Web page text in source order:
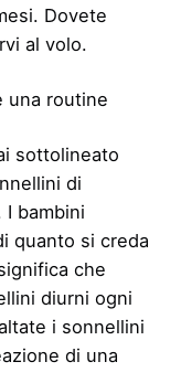
Dovete
al volo.
una routine
sottolineato
di
I bambini
quanto si creda
che
diurni ogni
i sonnellini
di una